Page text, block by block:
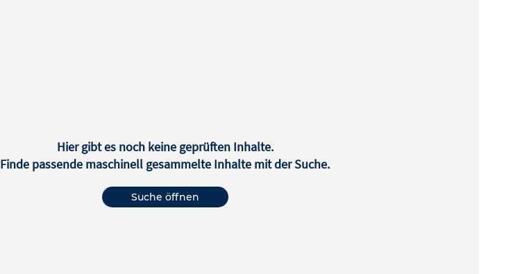
Hier gibt es noch keine geprüften Inhalte.
Finde passende maschinell gesammelte Inhalte mit der Suche.
Suche öffnen